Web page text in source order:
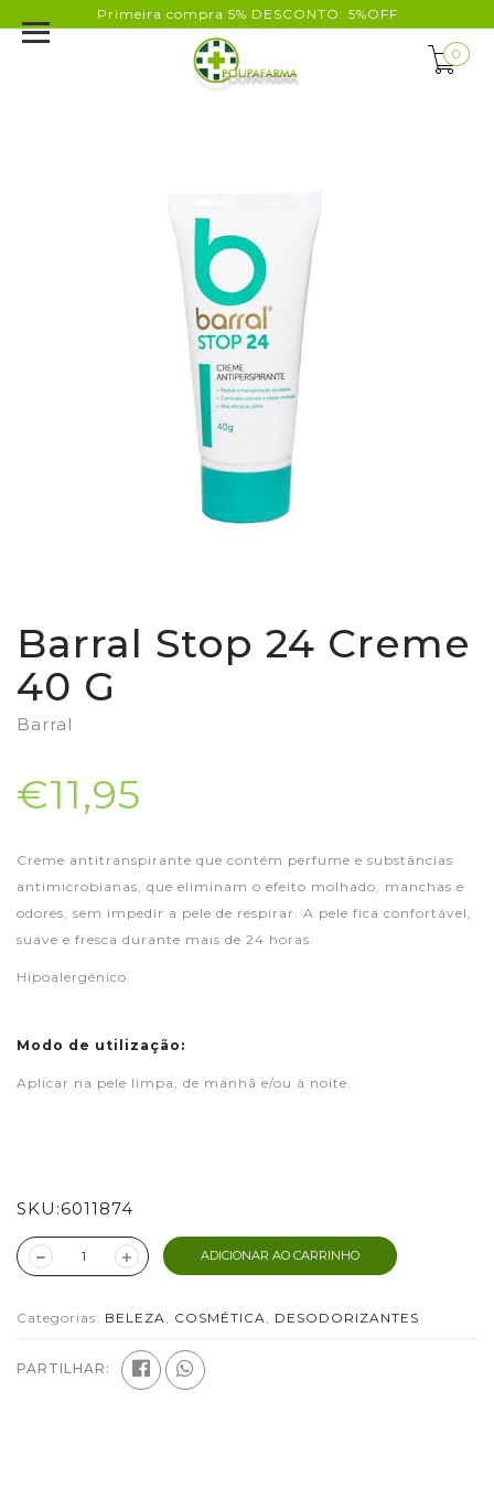
Primeira compra 5% DESCONTO: 5%OFF
0
Barral Stop 24 Creme
40 G
Barral
€11,95
Creme antitranspirante que contém perfume e substâncias
antimicrobianas, que eliminam o efeito molhado, manchas e
odores, sem impedir a pele de respirar. A pele fica confortável,
suave e fresca durante mais de 24 horas.
Hipoalergénico.
Modo de utilização:
Aplicar na pele limpa, de manhã e/ou à noite.
SKU:6011874
ADICIONAR AO CARRINHO
Categorias: BELEZA, COSMÉTICA, DESODORIZANTES
PARTILHAR: